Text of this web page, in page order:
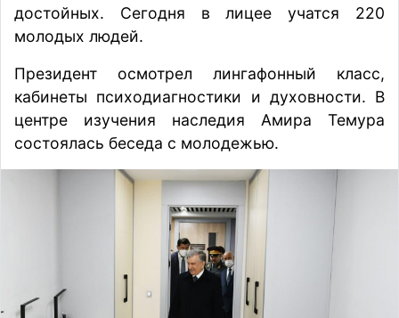
достойных. Сегодня в лицее учатся 220
молодых людей.
Президент осмотрел лингафонный класс,
кабинеты психодиагностики и духовности. В
центре изучения наследия Амира Темура
состоялась беседа с молодежью.